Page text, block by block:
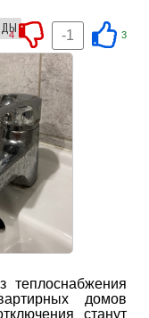
3
-1
4
домов
станут